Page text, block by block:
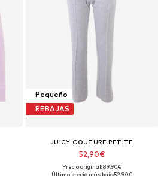
Pequeño
REBAJAS
JUICY COUTURE PETITE
52,90€
Precio original: 89,90€
Último precio más bajo:52,90€